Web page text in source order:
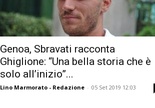
Genoa, Sbravati racconta
Ghiglione: “Una bella storia che è
solo all’inizio”...
Lino Marmorato - Redazione - 05 Set 2019 12:03